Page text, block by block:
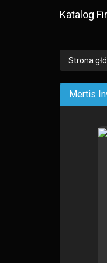
Katalog
Strona
Mertis